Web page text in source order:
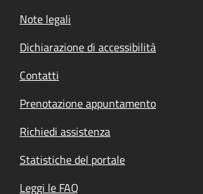
Note legali
Dichiarazione di accessibilità
Contatti
Prenotazione appuntamento
Richiedi assistenza
Statistiche del portale
Leggi le FAQ